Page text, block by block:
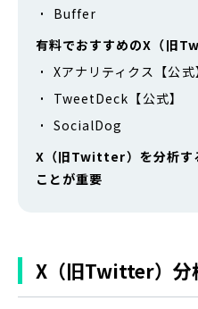
Buffer
有料でおすすめのX（旧
Xアナリティクス【公式
TweetDeck【公式】
SocialDog
X（旧Twitter）を分析す
ことが重要
X（旧Twitter）分